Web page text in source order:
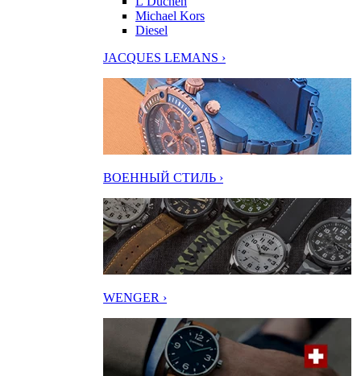
Michael Kors
Diesel
JACQUES LEMANS ›
ВОЕННЫЙ СТИЛЬ ›
WENGER ›